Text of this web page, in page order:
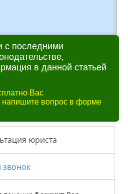
с последними
в данной статьей
Вас
напишите вопрос в форме